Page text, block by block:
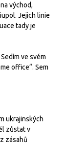
východ,
Jejich linie
tady je
ve svém
office“. Sem
ukrajinských
zůstat v
zásahů